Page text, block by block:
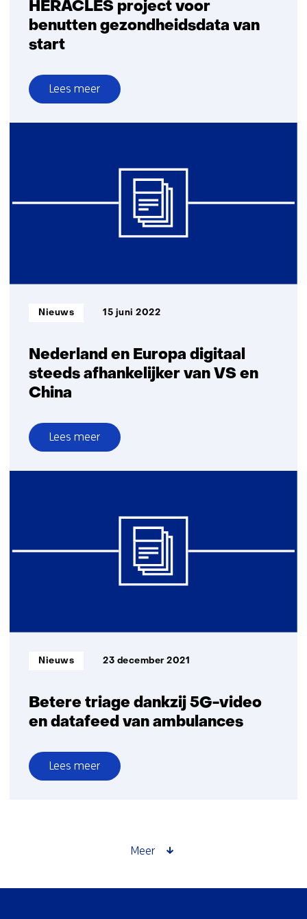
HERACLES project voor
benutten gezondheidsdata van
start
Lees meer
over
HERACLES
van
Nederland en Europa digitaal
steeds afhankelijker van VS en
China
Informatietype:
Nieuws 15 juni 2022
Lees meer
over
Nederland
afhankelijker
Betere triage dankzij 5G-video
en datafeed van ambulances
Informatietype:
Nieuws 23 december 2021
Lees meer
over
Meer